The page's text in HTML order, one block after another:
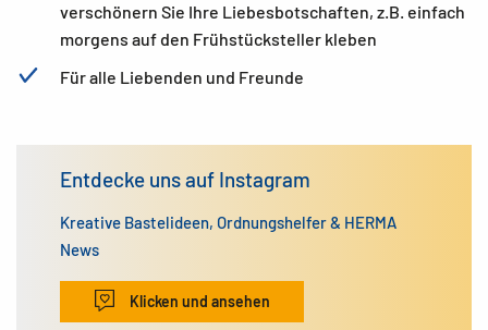
verschönern Sie Ihre Liebesbotschaften, z.B. einfach
morgens auf den Frühstücksteller kleben
Für alle Liebenden und Freunde
Entdecke uns auf Instagram
Kreative Bastelideen, Ordnungshelfer & HERMA
News
Klicken und ansehen